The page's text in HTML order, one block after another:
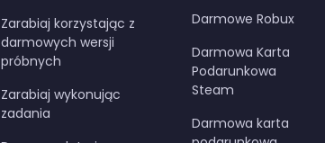
Zarabiaj korzystając z
darmowych wersji
próbnych
Zarabiaj wykonując
zadania
Darmowe Robux
Darmowa Karta
Podarunkowa
Steam
Darmowa karta